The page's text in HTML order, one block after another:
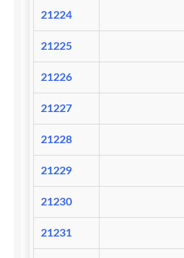
21224
21225
21226
21227
21228
21229
21230
21231